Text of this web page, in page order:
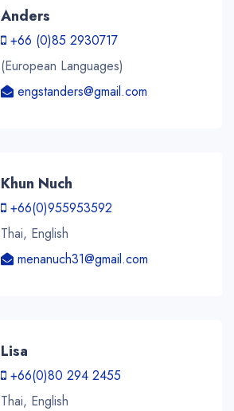
Anders
+66 (0)85 2930717
(European Languages)
engstanders@gmail.com
Khun Nuch
+66(0)955953592
Thai, English
menanuch31@gmail.com
Lisa
+66(0)80 294 2455
Thai, English